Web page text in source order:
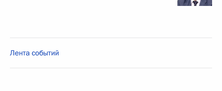
Лента событий